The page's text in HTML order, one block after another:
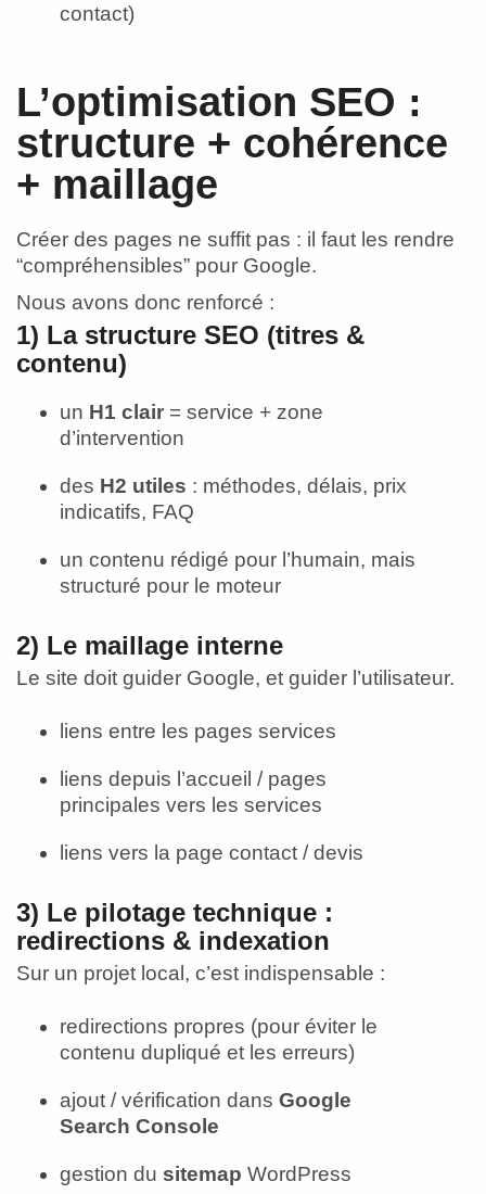
contact)
L’optimisation SEO :
structure + cohérence
+ maillage
Créer des pages ne suffit pas : il faut les rendre
“compréhensibles” pour Google.
Nous avons donc renforcé :
1) La structure SEO (titres &
contenu)
un H1 clair = service + zone
d’intervention
des H2 utiles : méthodes, délais, prix
indicatifs, FAQ
un contenu rédigé pour l’humain, mais
structuré pour le moteur
2) Le maillage interne
Le site doit guider Google, et guider l’utilisateur.
liens entre les pages services
liens depuis l’accueil / pages
principales vers les services
liens vers la page contact / devis
3) Le pilotage technique :
redirections & indexation
Sur un projet local, c’est indispensable :
redirections propres (pour éviter le
contenu dupliqué et les erreurs)
ajout / vérification dans Google
Search Console
gestion du sitemap WordPress